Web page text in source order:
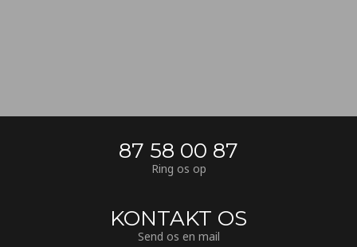
87 58 00 87
Ring os op
KONTAKT OS
Send os en mail